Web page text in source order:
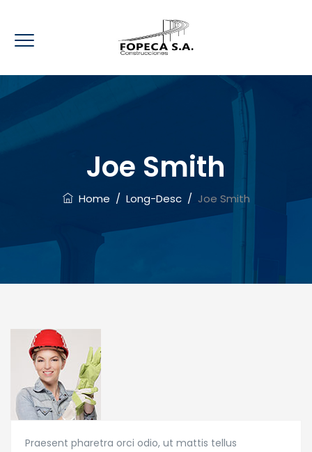
Joe Smith
Home / Long-Desc/ Joe Smith
Praesent pharetra orci odio, ut mattis tellus